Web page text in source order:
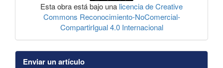
Esta obra está bajo una licencia de Creative
Commons Reconocimiento-NoComercial-
CompartirIgual 4.0 Internacional
Enviar un artículo